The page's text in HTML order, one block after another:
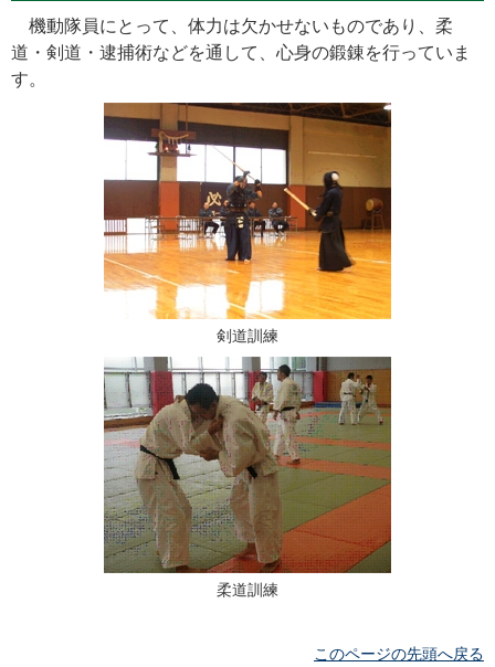
機動隊員にとって、体力は欠かせないものであり、柔
道・剣道・逮捕術などを通して、心身の鍛錬を行っていま
す。
剣道訓練
柔道訓練
このページの先頭へ戻る